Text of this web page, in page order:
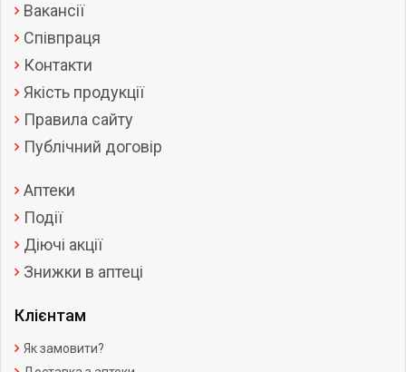
Вакансії
Співпраця
Контакти
Якість продукції
Правила сайту
Публічний договір
Аптеки
Події
Діючі акції
Знижки в аптеці
Клієнтам
Як замовити?